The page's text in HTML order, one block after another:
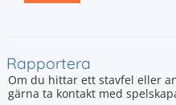
Rapportera
Om du hittar ett stavfel eller
gärna ta kontakt med